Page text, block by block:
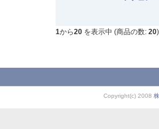
1から20 を表示中 (商品の数: 20)
Copyright(c) 2008